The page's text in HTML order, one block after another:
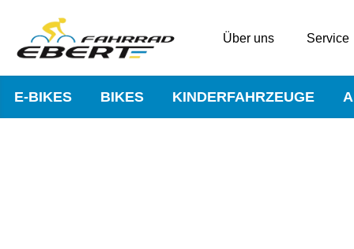
Über uns Service
E-BIKES BIKES KINDERFAHRZEUGE